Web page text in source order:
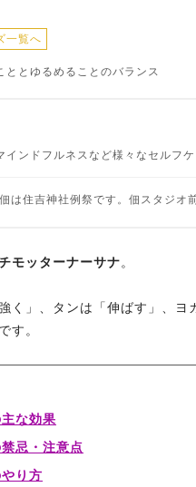
一覧へ
とゆるめることのバランス
インドフルネスなど様々なセルフ
は住吉神社例祭です。佃スタジ
モッターナーサナ。
く」、タンは「伸ばす」、
す。
な効果
忌・注意点
り方